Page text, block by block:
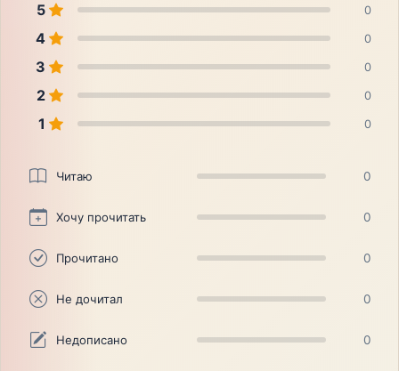
5 0
4 0
3 0
2 0
1 0
Читаю 0
Хочу прочитать 0
Прочитано 0
Не дочитал 0
Недописано 0